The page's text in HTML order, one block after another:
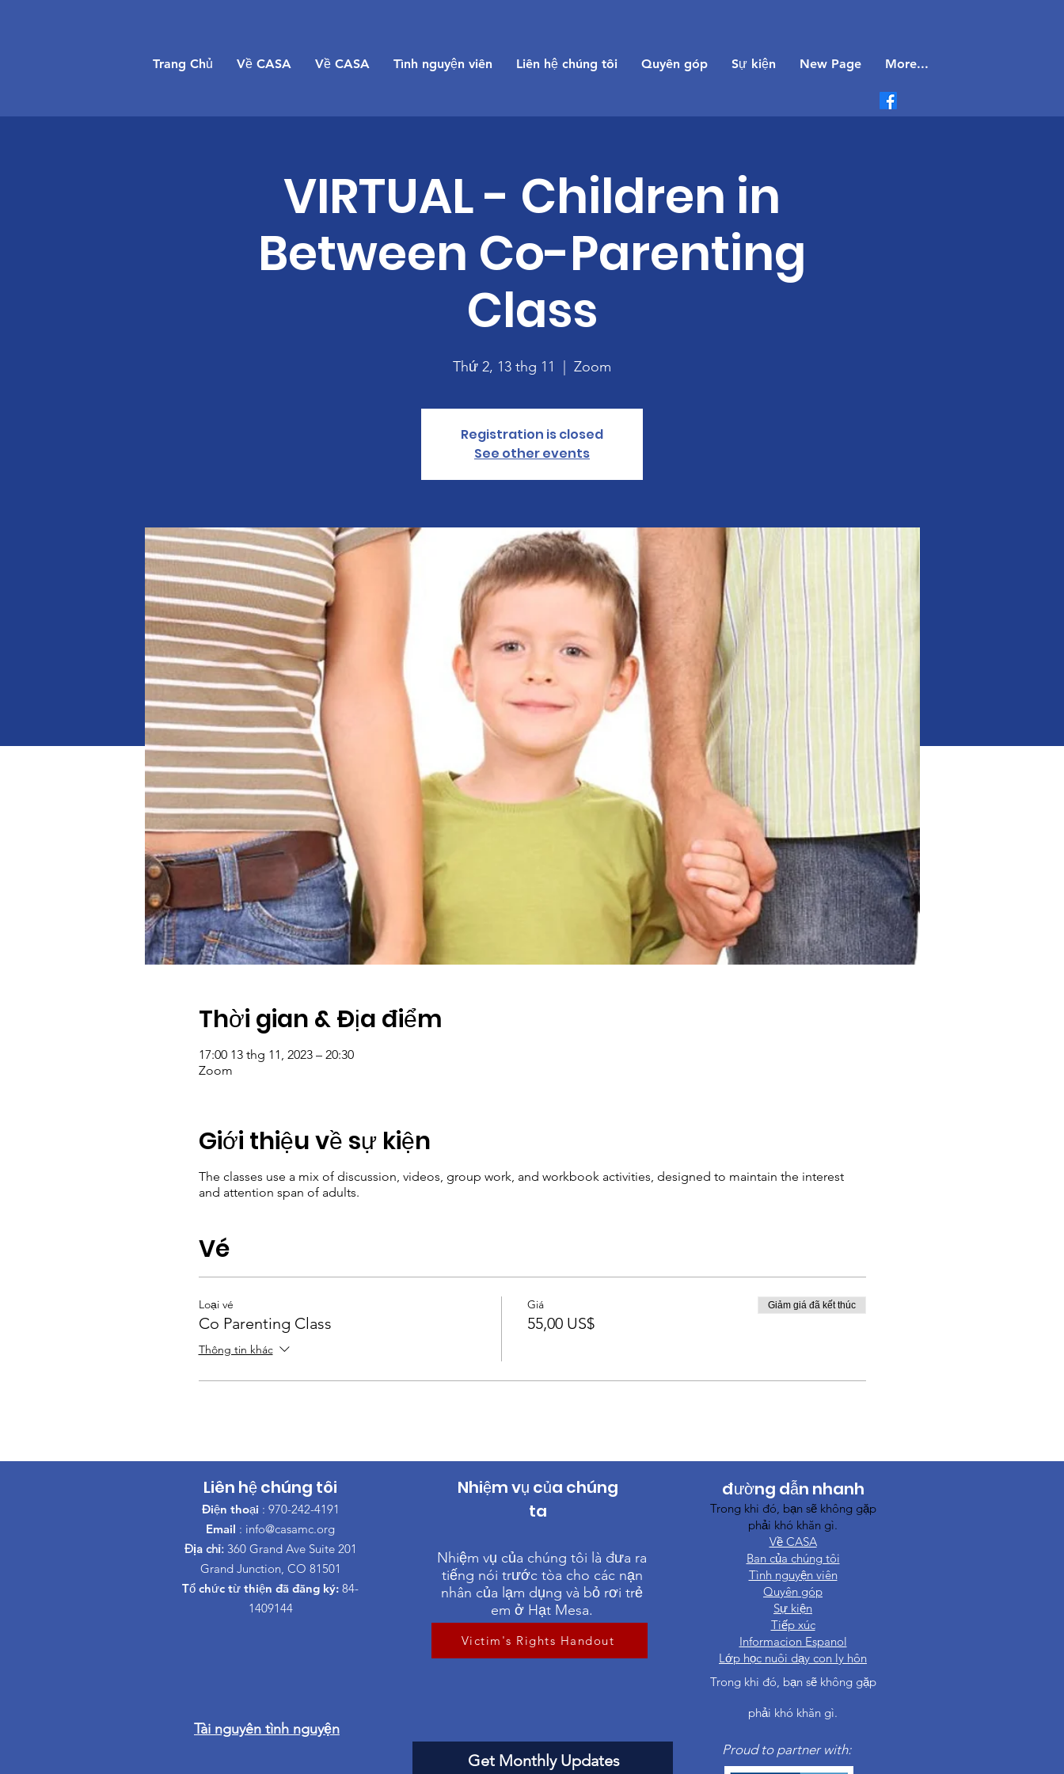
Trang Chủ Về CASA Về CASA Tình nguyện viên Liên hệ chúng tôi Quyên góp Sự kiện New Page More...
VIRTUAL - Children in
Between Co-Parenting
Class
Thứ 2, 13 thg 11 Zoom
Registration is closed
See other events
Thời gian & Địa điểm
17:00 13 thg 11, 2023 – 20:30
Zoom
Giới thiệu về sự kiện
The classes use a mix of discussion, videos, group work, and workbook activities, designed to maintain the interest
and attention span of adults.
Vé
Loại vé
Co Parenting Class
Thông tin khác
Giá
55,00 US$
Giảm giá đã kết thúc
Liên hệ chúng tôi
Điện thoại : 970-242-4191
Email : info@casamc.org
Địa chỉ:360 Grand Ave Suite 201
Grand Junction, CO 81501
Tổ chức từ thiện đã đăng ký: 84-
1409144
Tài nguyên tình nguyện
Nhiệm vụ của chúng
ta
Nhiệm vụ của chúng tôi là đưa ra
tiếng nói trước tòa cho các nạn
nhân của lạm dụng và bỏ rơi trẻ
em ở Hạt Mesa.
Victim's Rights Handout
Get Monthly Updates
đường dẫn nhanh
Trong khi đó, bạn sẽ không gặp
phải khó khăn gì.
Về CASA
Ban của chúng tôi
Tình nguyện viên
Quyên góp
Sự kiện
Tiếp xúc
Informacion Espanol
Lớp học nuôi dạy con ly hôn
Trong khi đó, bạn sẽ không gặp
phải khó khăn gì.
Proud to partner with: